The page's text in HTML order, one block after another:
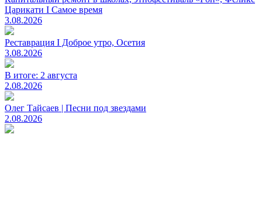
Царикати I Самое время
3.08.2026
Реставрация I Доброе утро, Осетия
3.08.2026
В итоге: 2 августа
2.08.2026
Олег Тайсаев | Песни под звездами
2.08.2026